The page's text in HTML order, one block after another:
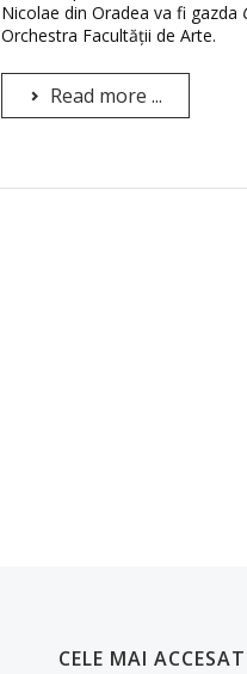
Nicolae din Oradea va fi gazda
Orchestra Facultății de Arte.
Read more ...
CELE MAI